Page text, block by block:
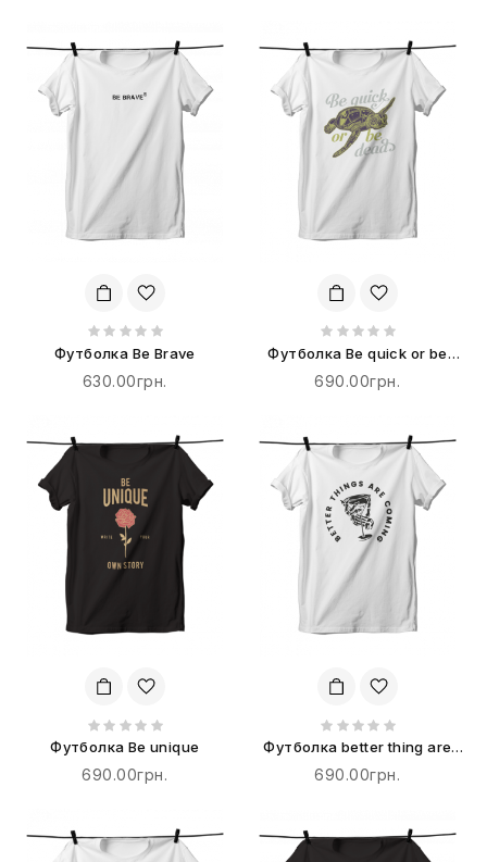
Футболка Be Brave
630.00грн.
Футболка Be quick or be
dead
690.00грн.
Футболка Be unique
690.00грн.
Футболка better thing are
coming
690.00грн.